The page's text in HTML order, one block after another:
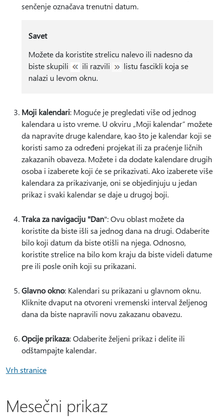
senčenje označava trenutni datum.
Savet
Možete da koristite strelicu nalevo ili nadesno da
biste skupili
ili razvili
listu fascikli koja se
nalazi u levom oknu.
Moji kalendari: Moguće je pregledati više od jednog
kalendara u isto vreme. U okviru „Moji kalendar“ možete
da napravite druge kalendare, kao što je kalendar koji se
koristi samo za određeni projekat ili za praćenje ličnih
zakazanih obaveza. Možete i da dodate kalendare drugih
osoba i izaberete koji će se prikazivati. Ako izaberete više
kalendara za prikazivanje, oni se objedinjuju u jedan
prikaz i svaki kalendar se daje u drugoj boji.
Traka za navigaciju "Dan": Ovu oblast možete da
koristite da biste išli sa jednog dana na drugi. Odaberite
bilo koji datum da biste otišli na njega. Odnosno,
koristite strelice na bilo kom kraju da biste videli datume
pre ili posle onih koji su prikazani.
Glavno okno: Kalendari su prikazani u glavnom oknu.
Kliknite dvaput na otvoreni vremenski interval željenog
dana da biste napravili novu zakazanu obavezu.
Opcije prikaza: Odaberite željeni prikaz i delite ili
odštampajte kalendar.
Vrh stranice
Mesečni prikaz